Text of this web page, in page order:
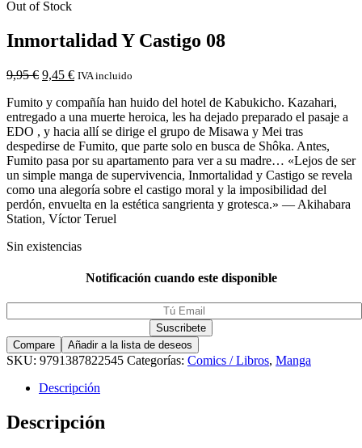
Out of Stock
Inmortalidad Y Castigo 08
9,95€ 9,45 € IVA incluido
Fumito y compañía han huido del hotel de Kabukicho. Kazahari,
entregado a una muerte heroica, les ha dejado preparado el pasaje a
EDO , y hacia allí se dirige el grupo de Misawa y Mei tras
despedirse de Fumito, que parte solo en busca de Shôka. Antes,
Fumito pasa por su apartamento para ver a su madre… «Lejos de ser
un simple manga de supervivencia, Inmortalidad y Castigo se revela
como una alegoría sobre el castigo moral y la imposibilidad del
perdón, envuelta en la estética sangrienta y grotesca.» — Akihabara
Station, Víctor Teruel
Sin existencias
Notificación cuando este disponible
Compare Añadir a la lista de deseos
SKU: 9791387822545 Categorías: Comics / Libros, Manga
Descripción
Descripción